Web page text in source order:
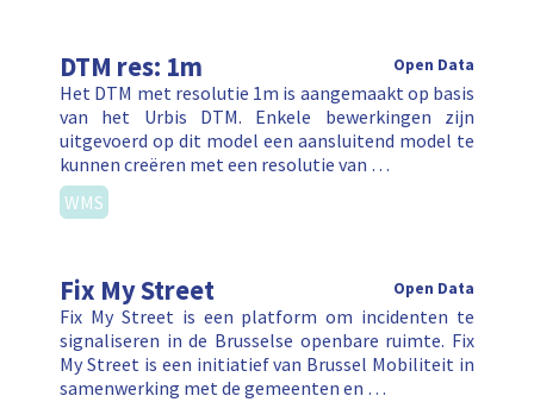
DTM res: 1m Open Data
Het DTM met resolutie 1m is aangemaakt op basis
van het Urbis DTM. Enkele bewerkingen zijn
uitgevoerd op dit model een aansluitend model te
kunnen creëren met een resolutie van …
WMS
Fix My Street Open Data
Fix My Street is een platform om incidenten te
signaliseren in de Brusselse openbare ruimte. Fix
My Street is een initiatief van Brussel Mobiliteit in
samenwerking met de gemeenten en …